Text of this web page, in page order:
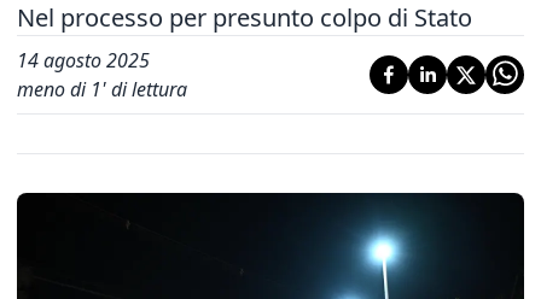
Nel processo per presunto colpo di Stato
14 agosto 2025
meno di 1' di lettura